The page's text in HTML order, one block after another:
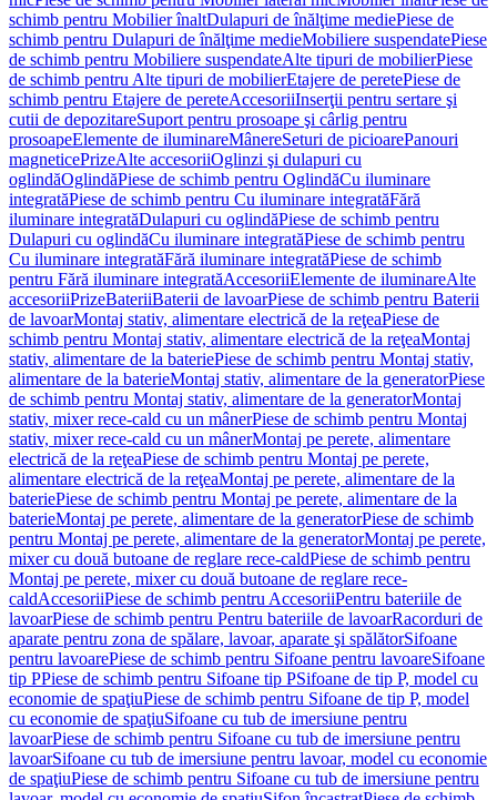
schimb pentru Mobilier înaltDulapuri de înălţime mediePiese de
schimb pentru Dulapuri de înălţime medieMobiliere suspendatePiese
de schimb pentru Mobiliere suspendateAlte tipuri de mobilierPiese
de schimb pentru Alte tipuri de mobilierEtajere de peretePiese de
schimb pentru Etajere de pereteAccesoriiInserţii pentru sertare şi
cutii de depozitareSuport pentru prosoape şi cârlig pentru
prosoapeElemente de iluminareMânereSeturi de picioarePanouri
magneticePrizeAlte accesoriiOglinzi şi dulapuri cu
oglindăOglindăPiese de schimb pentru OglindăCu iluminare
integratăPiese de schimb pentru Cu iluminare integratăFără
iluminare integratăDulapuri cu oglindăPiese de schimb pentru
Dulapuri cu oglindăCu iluminare integratăPiese de schimb pentru
Cu iluminare integratăFără iluminare integratăPiese de schimb
pentru Fără iluminare integratăAccesoriiElemente de iluminareAlte
accesoriiPrizeBateriiBaterii de lavoarPiese de schimb pentru Baterii
de lavoarMontaj stativ, alimentare electrică de la reţeaPiese de
schimb pentru Montaj stativ, alimentare electrică de la reţeaMontaj
stativ, alimentare de la bateriePiese de schimb pentru Montaj stativ,
alimentare de la baterieMontaj stativ, alimentare de la generatorPiese
de schimb pentru Montaj stativ, alimentare de la generatorMontaj
stativ, mixer rece-cald cu un mânerPiese de schimb pentru Montaj
stativ, mixer rece-cald cu un mânerMontaj pe perete, alimentare
electrică de la reţeaPiese de schimb pentru Montaj pe perete,
alimentare electrică de la reţeaMontaj pe perete, alimentare de la
bateriePiese de schimb pentru Montaj pe perete, alimentare de la
baterieMontaj pe perete, alimentare de la generatorPiese de schimb
pentru Montaj pe perete, alimentare de la generatorMontaj pe perete,
mixer cu două butoane de reglare rece-caldPiese de schimb pentru
Montaj pe perete, mixer cu două butoane de reglare rece-
caldAccesoriiPiese de schimb pentru AccesoriiPentru bateriile de
lavoarPiese de schimb pentru Pentru bateriile de lavoarRacorduri de
aparate pentru zona de spălare, lavoar, aparate şi spălătorSifoane
pentru lavoarePiese de schimb pentru Sifoane pentru lavoareSifoane
tip PPiese de schimb pentru Sifoane tip PSifoane de tip P, model cu
economie de spaţiuPiese de schimb pentru Sifoane de tip P, model
cu economie de spaţiuSifoane cu tub de imersiune pentru
lavoarPiese de schimb pentru Sifoane cu tub de imersiune pentru
lavoarSifoane cu tub de imersiune pentru lavoar, model cu economie
de spaţiuPiese de schimb pentru Sifoane cu tub de imersiune pentru